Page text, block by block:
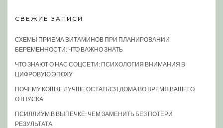
СВЕЖИЕ ЗАПИСИ
СХЕМЫ ПРИЕМА ВИТАМИНОВ ПРИ ПЛАНИРОВАНИИ
БЕРЕМЕННОСТИ: ЧТО ВАЖНО ЗНАТЬ
ЧТО ЗНАЮТ О НАС СОЦСЕТИ: ПСИХОЛОГИЯ ВНИМАНИЯ В
ЦИФРОВУЮ ЭПОХУ
ПОЧЕМУ КОШКЕ ЛУЧШЕ ОСТАТЬСЯ ДОМА ВО ВРЕМЯ ВАШЕГО
ОТПУСКА
ПСИЛЛИУМ В ВЫПЕЧКЕ: ЧЕМ ЗАМЕНИТЬ БЕЗ ПОТЕРИ
РЕЗУЛЬТАТА